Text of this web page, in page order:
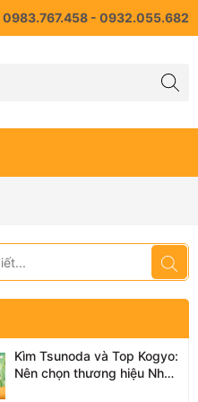
0983.767.458 - 0932.055.682
Kìm Tsunoda và Top Kogyo:
Nên chọn thương hiệu Nhật